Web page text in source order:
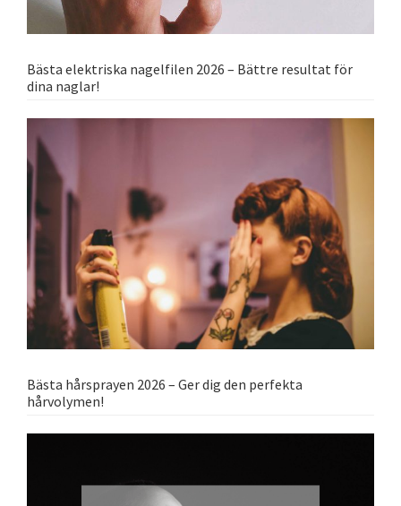
Bästa elektriska nagelfilen 2026 – Bättre resultat för
dina naglar!
Bästa hårsprayen 2026 – Ger dig den perfekta
hårvolymen!